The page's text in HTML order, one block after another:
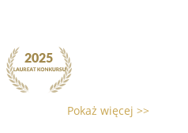
Pokaż więcej >>